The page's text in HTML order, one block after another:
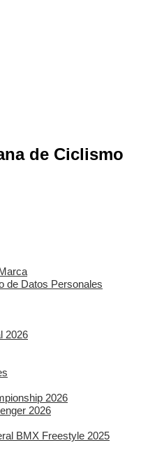
de Ciclismo
de Datos Personales
2026
2026
2026
BMX Freestyle 2025